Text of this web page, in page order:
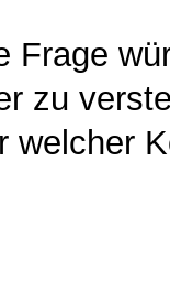
Frage
zu
welcher